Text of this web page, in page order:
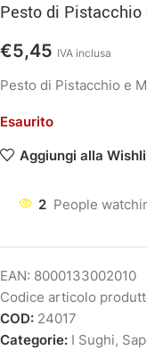
Pesto di
€5,45 IVA inclusa
Pesto di Pistacchio e
Esaurito
Aggiungi alla
2 People
EAN: 8000133002010
Codice articolo
COD: 24017
Categorie: I Sughi,